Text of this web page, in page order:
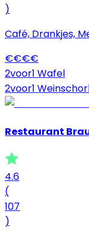
)
Café, Drankjes,
€€€€
2voor1 Wafel
2voor1
Restaurant
4.6
(
107
)